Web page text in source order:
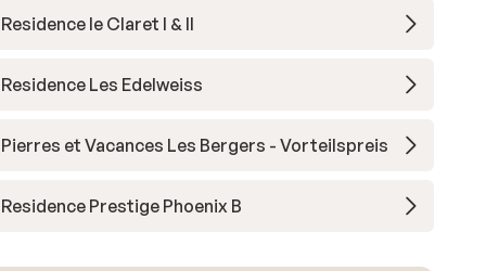
Residence le Claret I & II
Residence Les Edelweiss
Pierres et Vacances Les Bergers - Vorteilspreis
Residence Prestige Phoenix B